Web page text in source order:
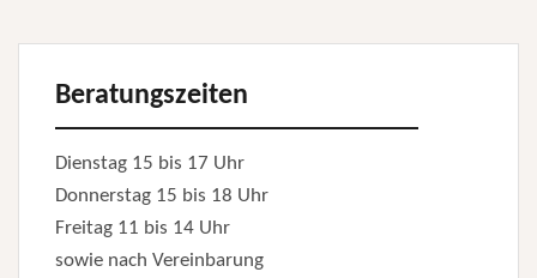
Beratungszeiten
Dienstag 15 bis 17 Uhr
Donnerstag 15 bis 18 Uhr
Freitag 11 bis 14 Uhr
sowie nach Vereinbarung